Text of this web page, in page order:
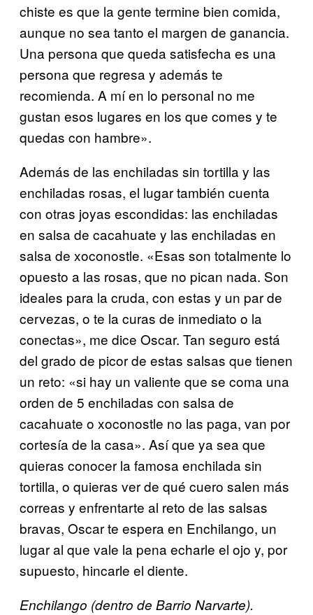
chiste es que la gente termine bien comida,
aunque no sea tanto el margen de ganancia.
Una persona que queda satisfecha es una
persona que regresa y además te
recomienda. A mí en lo personal no me
gustan esos lugares en los que comes y te
quedas con hambre».
Además de las enchiladas sin tortilla y las
enchiladas rosas, el lugar también cuenta
con otras joyas escondidas: las enchiladas
en salsa de cacahuate y las enchiladas en
salsa de xoconostle. «Esas son totalmente lo
opuesto a las rosas, que no pican nada. Son
ideales para la cruda, con estas y un par de
cervezas, o te la curas de inmediato o la
conectas», me dice Oscar. Tan seguro está
del grado de picor de estas salsas que tienen
un reto: «si hay un valiente que se coma una
orden de 5 enchiladas con salsa de
cacahuate o xoconostle no las paga, van por
cortesía de la casa». Así que ya sea que
quieras conocer la famosa enchilada sin
tortilla, o quieras ver de qué cuero salen más
correas y enfrentarte al reto de las salsas
bravas, Oscar te espera en Enchilango, un
lugar al que vale la pena echarle el ojo y, por
supuesto, hincarle el diente.
Enchilango (dentro de Barrio Narvarte).